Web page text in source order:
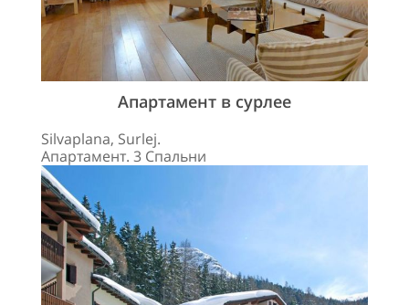
Апартамент в сурлее
Silvaplana, Surlej.
Апартамент. 3 Спальни